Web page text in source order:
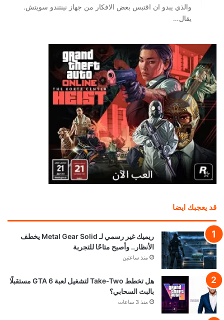
والذي يبدو ان اقتبس بعض الافكار من جهاز نينتندو سويتش.
يقال…
قد يعجبك ايضا
ريميك غير رسمي لـ Metal Gear Solid يخطف
الأنظار.. وأصبح متاحًا للتجربة
منذ ساعتين
هل تخطط Take-Two لتشغيل لعبة GTA 6 مستقبلًا
بالبث السحابي؟
منذ 3 ساعات